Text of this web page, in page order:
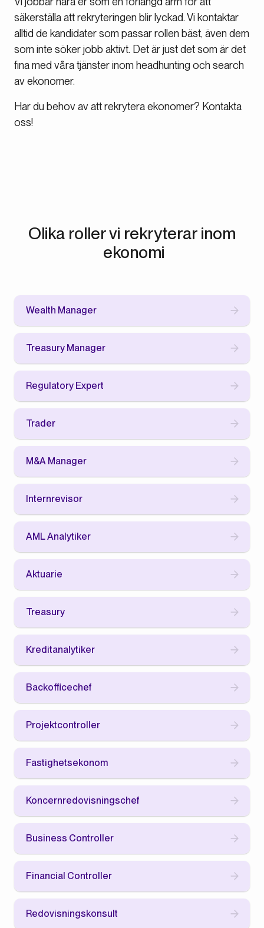
säkerställa att rekryteringen blir lyckad. Vi kontaktar
alltid de kandidater som passar rollen bäst, även dem
som inte söker jobb aktivt. Det är just det som är det
fina med våra tjänster inom headhunting och search
av ekonomer.
Har du behov av att rekrytera ekonomer? Kontakta
oss!
Olika roller vi rekryterar inom
ekonomi
Wealth Manager
Treasury Manager
Regulatory Expert
Trader
M&A Manager
Internrevisor
AML Analytiker
Aktuarie
Treasury
Kreditanalytiker
Backofficechef
Projektcontroller
Fastighetsekonom
Koncernredovisningschef
Business Controller
Financial Controller
Redovisningskonsult